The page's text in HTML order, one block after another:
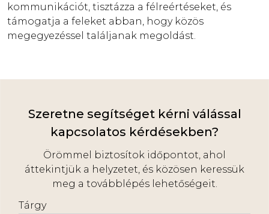
kommunikációt, tisztázza a félreértéseket, és
támogatja a feleket abban, hogy közös
megegyezéssel találjanak megoldást.
Szeretne segítséget kérni válással
kapcsolatos kérdésekben?
Örömmel biztosítok időpontot, ahol
áttekintjük a helyzetet, és közösen keressük
meg a továbblépés lehetőségeit.
-
Tárgy